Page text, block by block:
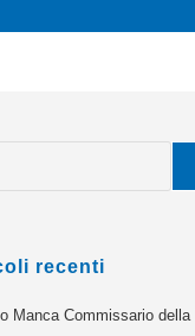
recenti
Manca Commissario della